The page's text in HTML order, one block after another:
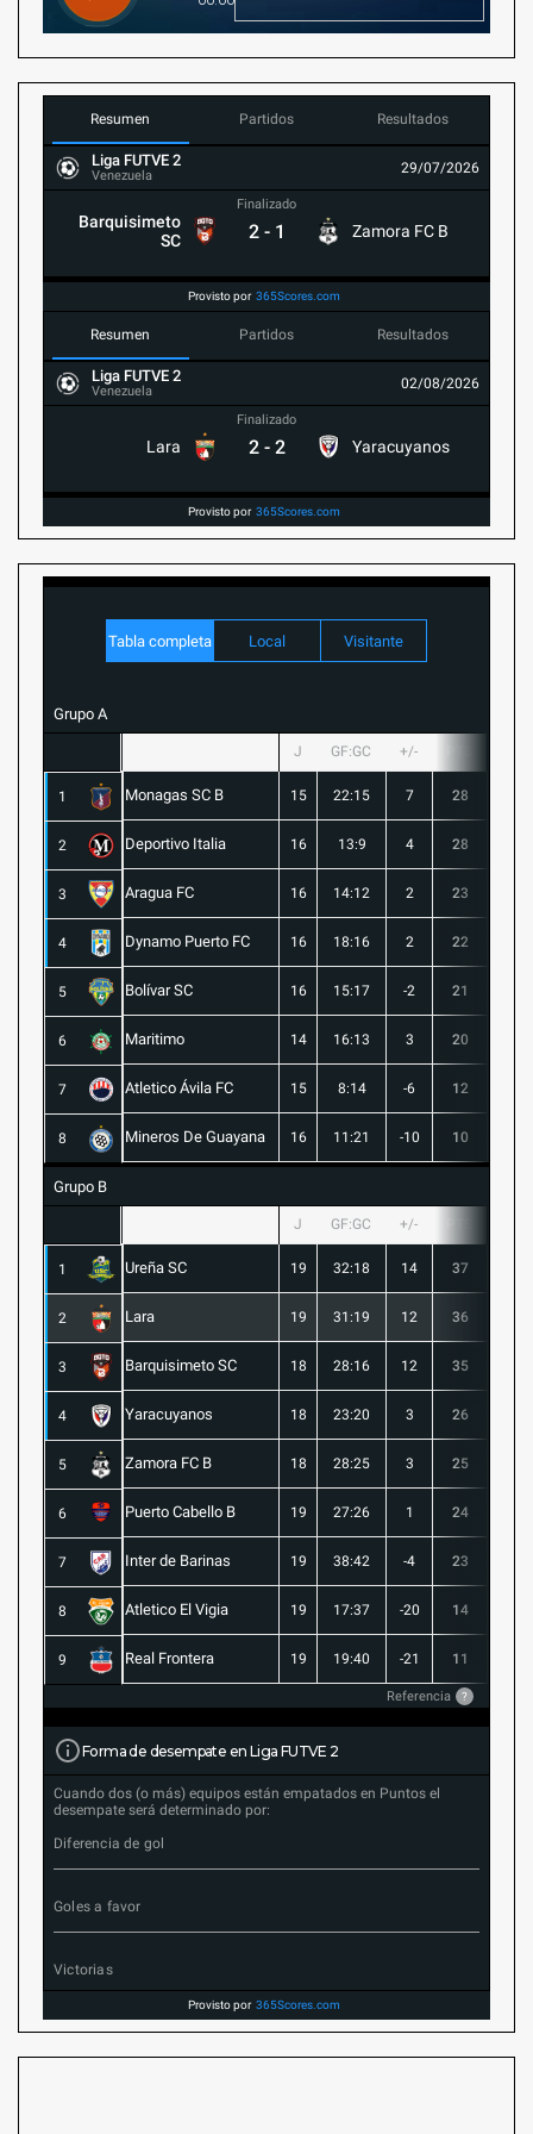
Resumen Partidos Resultados
Liga FUTVE 2
Venezuela 29/07/2026
Barquisimeto
SC
Finalizado
2 - 1 Zamora FC B
Provisto por 365Scores.com
Resumen Partidos Resultados
Liga FUTVE 2
Venezuela 02/08/2026
Lara
Finalizado
2 - 2 Yaracuyanos
Provisto por 365Scores.com
Tabla completa Local Visitante
Grupo A
J GF:GC +/-
1 Monagas SC B 15 22:15 7 28
2 Deportivo Italia 16 13:9 4 28
3 Aragua FC 16 14:12 2 23
4 Dynamo Puerto FC 16 18:16 2 22
5 Bolívar SC 16 15:17 -2 21
6 Maritimo 14 16:13 3 20
7 Atletico Ávila FC 15 8:14 -6 12
8 Mineros De Guayana 16 11:21 -10 10
Grupo B
J GF:GC +/-
1 Ureña SC 19 32:18 14 37
2 Lara 19 31:19 12 36
3 Barquisimeto SC 18 28:16 12 35
4 Yaracuyanos 18 23:20 3 26
5 Zamora FC B 18 28:25 3 25
6 Puerto Cabello B 19 27:26 1 24
7 Inter de Barinas 19 38:42 -4 23
8 Atletico El Vigia 19 17:37 -20 14
9 Real Frontera 19 19:40 -21 11
Referencia ?
Forma de desempate en Liga FUTVE 2
Cuando dos (o más) equipos están empatados en Puntos el
desempate será determinado por:
Diferencia de gol
Goles a favor
Victorias
Provisto por 365Scores.com